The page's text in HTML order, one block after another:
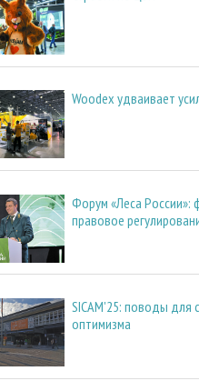
Woodex удваивает
Форум «Леса России»:
правовое
SICAM'25: поводы для
оптимизма